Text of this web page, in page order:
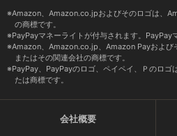
Amazon、Amazon.co.jpおよびそのロゴは、
の商標です。
PayPayマネーライトが付与されます。PayPay
Amazon、Amazon.co.jp、Amazon Payおよび
またはその関連会社の商標です。
PayPay、PayPayのロゴ、ペイペイ、Ｐのロゴ
たは商標です。
会社概要